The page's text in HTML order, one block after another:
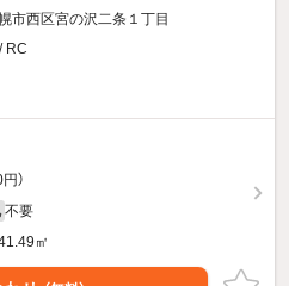
市西区宮の沢二条１丁目
RC
）
不要
㎡